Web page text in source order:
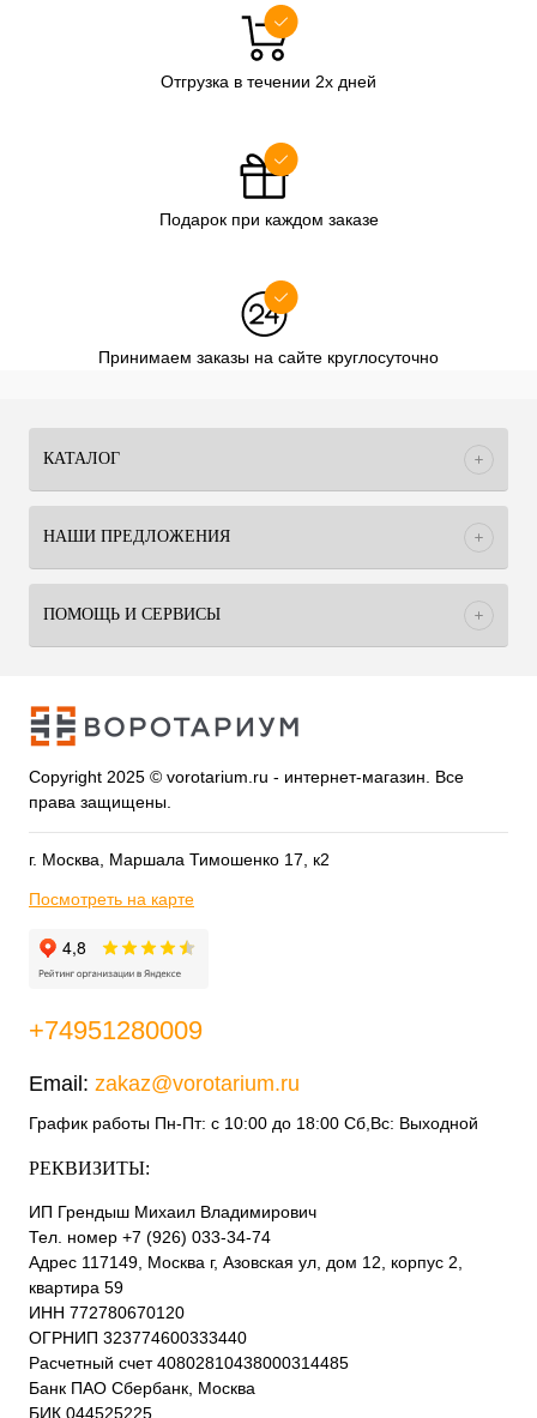
Отгрузка в течении 2х дней
Подарок при каждом заказе
Принимаем заказы на сайте круглосуточно
КАТАЛОГ
НАШИ ПРЕДЛОЖЕНИЯ
ПОМОЩЬ И СЕРВИСЫ
Copyright 2025 © vorotarium.ru - интернет-магазин. Все
права защищены.
г. Москва, Маршала Тимошенко 17, к2
Посмотреть на карте
+74951280009
Email: zakaz@vorotarium.ru
График работы Пн-Пт: с 10:00 до 18:00 Сб,Вс: Выходной
РЕКВИЗИТЫ:
ИП Грендыш Михаил Владимирович
Тел. номер +7 (926) 033-34-74
Адрес 117149, Москва г, Азовская ул, дом 12, корпус 2,
квартира 59
ИНН 772780670120
ОГРНИП 323774600333440
Расчетный счет 40802810438000314485
Банк ПАО Сбербанк, Москва
БИК 044525225